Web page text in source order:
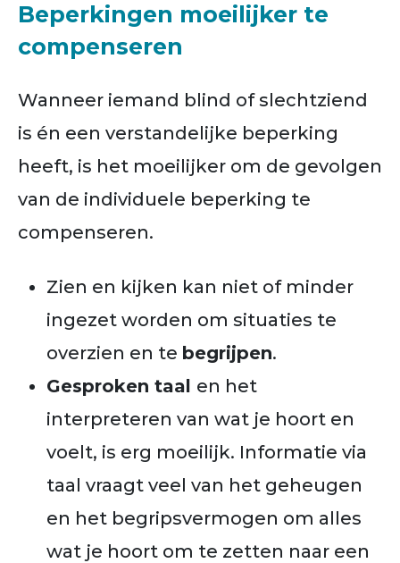
Beperkingen moeilijker te
compenseren
Wanneer iemand blind of slechtziend
is én een verstandelijke beperking
heeft, is het moeilijker om de gevolgen
van de individuele beperking te
compenseren.
Zien en kijken kan niet of minder
ingezet worden om situaties te
overzien en te begrijpen.
Gesproken taal en het
interpreteren van wat je hoort en
voelt, is erg moeilijk. Informatie via
taal vraagt veel van het geheugen
en het begripsvermogen om alles
wat je hoort om te zetten naar een